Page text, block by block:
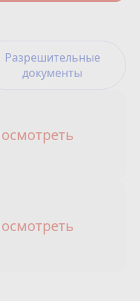
Разрешительные
документы